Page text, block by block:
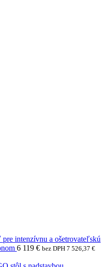
intenzívnu a ošetrovateľskú
6 119 € bez DPH 7 526,37 €